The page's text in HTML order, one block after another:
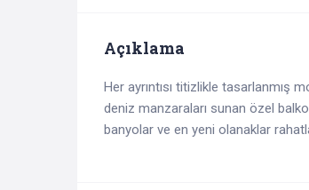
Açıklama
Her ayrıntısı titizlikle tasarlanmış
deniz manzaraları sunan özel
banyolar ve en yeni olanaklar